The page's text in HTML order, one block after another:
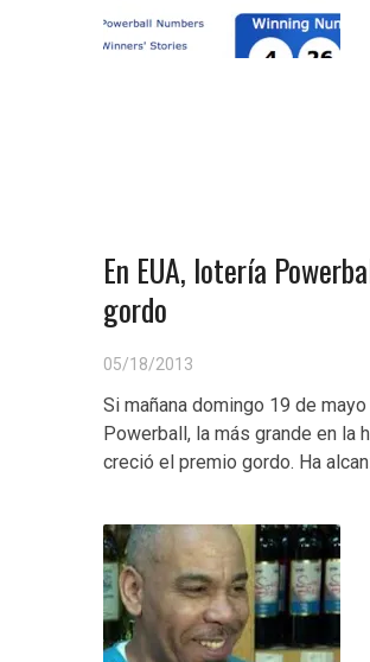
En EUA, lotería
gordo
05/18/2013
Si mañana domingo 19 de
Powerball, la más grande en la
creció el premio gordo. Ha